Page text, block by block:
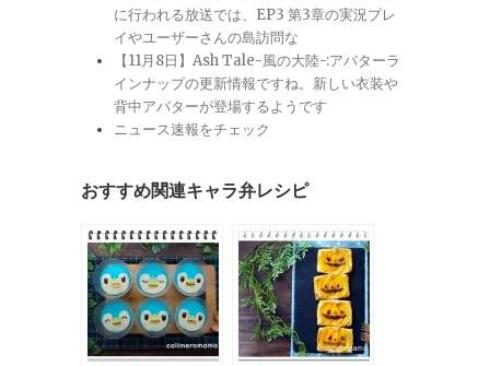
に行われる放送では、EP3 第3章の実況プレ
イやユーザーさんの島訪問な
【11月8日】Ash Tale-風の大陸-:アバターラ
インナップの更新情報ですね。新しい衣装や
背中アバターが登場するようです
ニュース速報をチェック
おすすめ関連キャラ弁レシピ